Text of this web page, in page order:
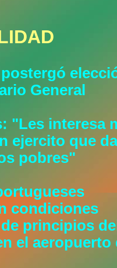
General
"Les interesa
ejercito que
pobres"
condiciones
de principios
el aeropuerto